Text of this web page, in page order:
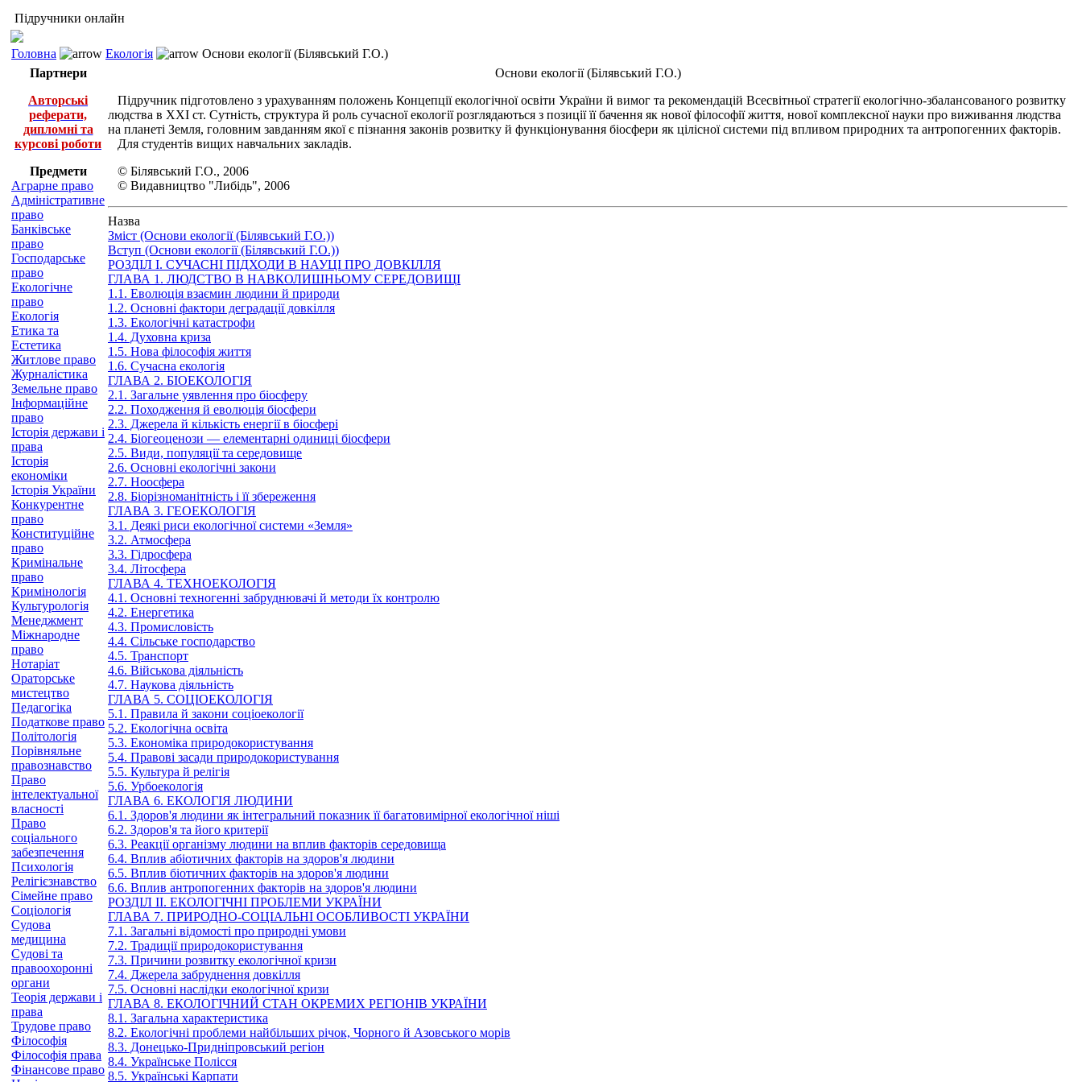
Підручники онлайн
Головна Екологія
Основи екології (Білявський Г.О.)
Партнери
Авторські
реферати,
дипломні та
курсові роботи
Предмети
Аграрне право
Адміністративне
право
Банківське
право
Господарське
право
Екологічне
право
Екологія
Етика та
Естетика
Житлове право
Журналістика
Земельне право
Інформаційне
право
Історія держави і
права
Історія
економіки
Історія України
Конкурентне
право
Конституційне
право
Кримінальне
право
Кримінологія
Культурологія
Менеджмент
Міжнародне
право
Нотаріат
Ораторське
мистецтво
Педагогіка
Податкове право
Політологія
Порівняльне
правознавство
Право
інтелектуальної
власності
Право
соціального
забезпечення
Психологія
Релігієзнавство
Сімейне право
Соціологія
Судова
медицина
Судові та
правоохоронні
органи
Теорія держави і
права
Трудове право
Філософія
Філософія права
Фінансове право
Основи екології (Білявський Г.О.)
Підручник підготовлено з урахуванням положень Концепції екологічної освіти України й вимог та рекомендацій Всесвітньої стратегії екологічно-збалансованого розвитку
людства в ХХІ ст. Сутність, структура й роль сучасної екології розглядаються з позиції її бачення як нової філософії життя, нової комплексної науки про виживання людства
на планеті Земля, головним завданням якої є пізнання законів розвитку й функціонування біосфери як цілісної системи під впливом природних та антропогенних факторів.
Для студентів вищих навчальних закладів.
© Білявський Г.О., 2006
© Видавництво "Либідь", 2006
Назва
Зміст (Основи екології (Білявський Г.О.))
Вступ (Основи екології (Білявський Г.О.))
РОЗДІЛ І. СУЧАСНІ ПІДХОДИ В НАУЦІ ПРО ДОВКІЛЛЯ
ГЛАВА 1. ЛЮДСТВО В НАВКОЛИШНЬОМУ СЕРЕДОВИЩІ
1.1. Еволюція взаємин людини й природи
1.2. Основні фактори деградації довкілля
1.3. Екологічні катастрофи
1.4. Духовна криза
1.5. Нова філософія життя
1.6. Сучасна екологія
ГЛАВА 2. БІОЕКОЛОГІЯ
2.1. Загальне уявлення про біосферу
2.2. Походження й еволюція біосфери
2.3. Джерела й кількість енергії в біосфері
2.4. Біогеоценози — елементарні одиниці біосфери
2.5. Види, популяції та середовище
2.6. Основні екологічні закони
2.7. Ноосфера
2.8. Біорізноманітність і її збереження
ГЛАВА 3. ГЕОЕКОЛОГІЯ
3.1. Деякі риси екологічної системи «Земля»
3.2. Атмосфера
3.3. Гідросфера
3.4. Літосфера
ГЛАВА 4. ТЕХНОЕКОЛОГІЯ
4.1. Основні техногенні забруднювачі й методи їх контролю
4.2. Енергетика
4.3. Промисловість
4.4. Сільське господарство
4.5. Транспорт
4.6. Військова діяльність
4.7. Наукова діяльність
ГЛАВА 5. СОЦІОЕКОЛОГІЯ
5.1. Правила й закони соціоекології
5.2. Екологічна освіта
5.3. Економіка природокористування
5.4. Правові засади природокористування
5.5. Культура й релігія
5.6. Урбоекологія
ГЛАВА 6. ЕКОЛОГІЯ ЛЮДИНИ
6.1. Здоров'я людини як інтегральний показник її багатовимірної екологічної ніші
6.2. Здоров'я та його критерії
6.3. Реакції організму людини на вплив факторів середовища
6.4. Вплив абіотичних факторів на здоров'я людини
6.5. Вплив біотичних факторів на здоров'я людини
6.6. Вплив антропогенних факторів на здоров'я людини
РОЗДІЛ II. ЕКОЛОГІЧНІ ПРОБЛЕМИ УКРАЇНИ
ГЛАВА 7. ПРИРОДНО-СОЦІАЛЬНІ ОСОБЛИВОСТІ УКРАЇНИ
7.1. Загальні відомості про природні умови
7.2. Традиції природокористування
7.3. Причини розвитку екологічної кризи
7.4. Джерела забруднення довкілля
7.5. Основні наслідки екологічної кризи
ГЛАВА 8. ЕКОЛОГІЧНИЙ СТАН ОКРЕМИХ РЕГІОНІВ УКРАЇНИ
8.1. Загальна характеристика
8.2. Екологічні проблеми найбільших річок, Чорного й Азовського морів
8.3. Донецько-Придніпровський регіон
8.4. Українське Полісся
8.5. Українські Карпати